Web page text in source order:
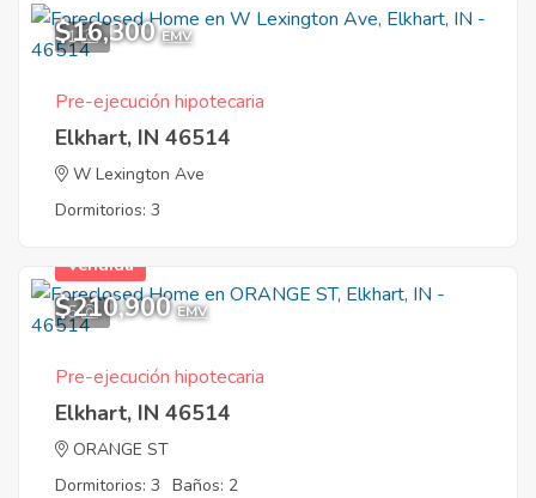
1
$16,300 EMV
Pre-ejecución hipotecaria
Elkhart, IN 46514
W Lexington Ave
Dormitorios: 3
5
Vendida
$210,900 EMV
Pre-ejecución hipotecaria
Elkhart, IN 46514
ORANGE ST
Dormitorios: 3 Baños: 2